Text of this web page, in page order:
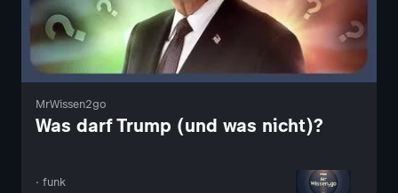
MrWissen2go
Was darf Trump (und was nicht)?
· funk